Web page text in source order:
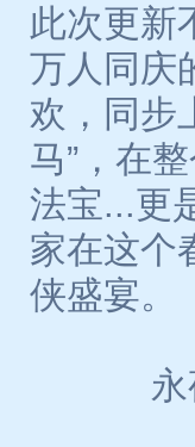
此次更新
万人同庆
欢，同步
马”，在
法宝...更
家在这个
侠盛宴。